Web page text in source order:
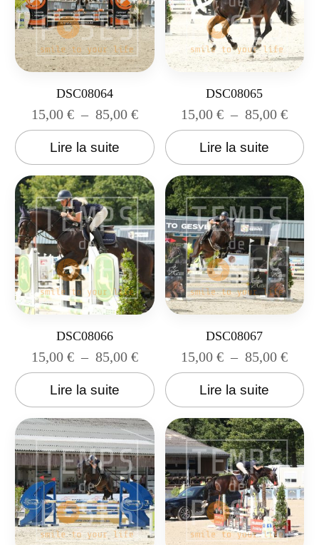
DSC08064
15,00 € – 85,00 €
Lire la suite
DSC08065
15,00€ – 85,00€
Lire la suite
DSC08066
15,00 € – 85,00 €
Lire la suite
DSC08067
15,00€ – 85,00€
Lire la suite